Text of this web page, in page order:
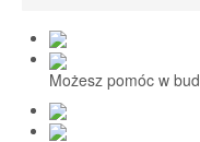
1,5% i darowizny
Nasi Beneficjenci
Ośrodek Reh-Szkol
Możesz pomóc w